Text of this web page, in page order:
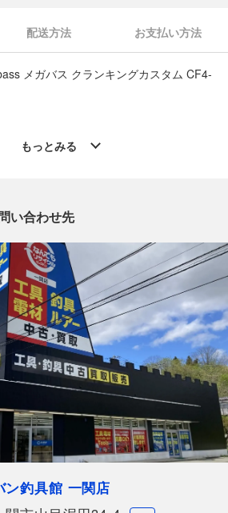
配送方法 お支払い方法
メガバス クランキングカスタム CF4-
ッグバン 公式オンラインストアの出
メガバス
汚れが見受けられる中古品
川急便 飛脚宅配便240サイズ
動システムを導入し、店頭や他ネットシ
りますが、
ムの反映が間に合わず欠品となってしま
をキャンセルさせていただく場合がござ
もっとみる
い合わせ先
ン釣具館 一関店